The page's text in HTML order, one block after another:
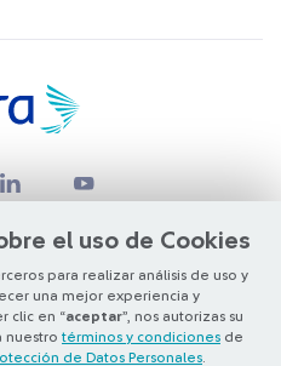
el uso de Cookies
para realizar análisis de uso y
una mejor experiencia y
clic en “aceptar”, nos autorizas su
nuestro términos y condiciones de
de Datos Personales
SURA 2026